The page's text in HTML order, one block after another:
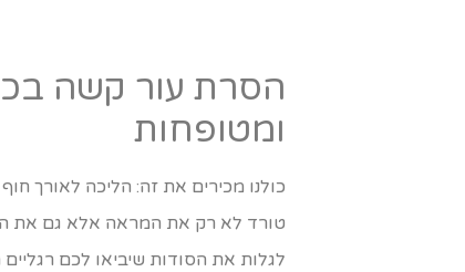
הסרת עור קשה
ומטופחות
כולנו מכירים את זה: הליכה לאורך
טורד לא רק את המראה אלא גם את
לגלות את הסודות שיביאו לכם